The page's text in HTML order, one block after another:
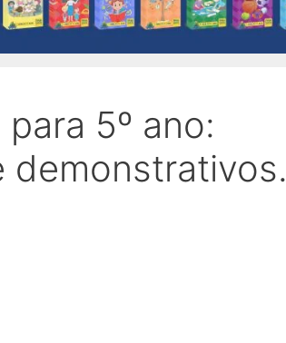
5º ano:
demonstrativos.